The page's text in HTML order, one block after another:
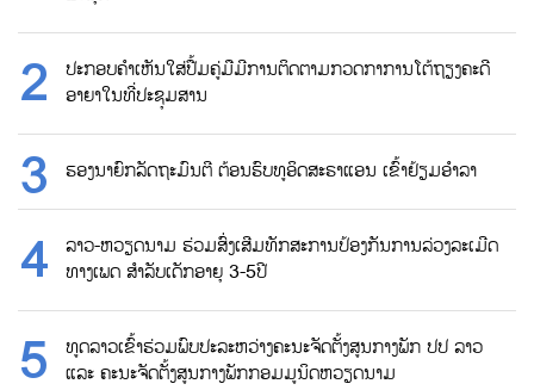
ປະກອບຄຳເຫັນໃສ່ປື້ມຄູ່ມືມີການຕິດຕາມກວດກາການໂຕ້ຖຽງຄະດີ
ອາຍາໃນທີ່ປະຊຸມສານ
ຮອງນາຍົກລັດຖະມົນຕີ ຕ້ອນຮົບທູອິດສະຣາແອນ ເຂົ້າຢ້ຽມອຳລາ
ລາວ-ຫວຽດນາມ ຮ່ວມສົ່ງເສີມທັກສະການປ້ອງກັນການລ່ວງລະເມີດ
ທາງເພດ ສຳລັບເດັກອາຍຸ 3-5ປີ
ທູດລາວເຂົ້າຮ່ວມພົບປະລະຫວ່າງຄະນະຈັດຕັ້ງສູນກາງພັກ ປປ ລາວ
ແລະ ຄະນະຈັດຕັ້ງສູນກາງພັກກອມມູນິດຫວຽດນາມ